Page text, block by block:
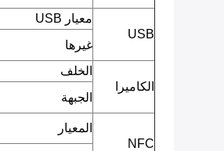
USB
معيار USB
غيرها
الكاميرا
الخلف
الجبهة
NFC
المعيار